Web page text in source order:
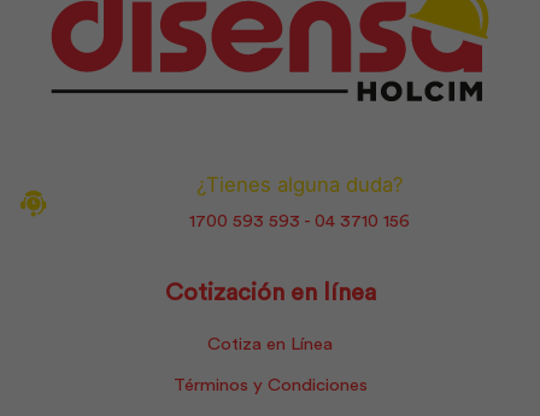
¿Tienes alguna duda?
1700 593 593 - 04 3710 156
Cotización en línea
Cotiza en Línea
Términos y Condiciones